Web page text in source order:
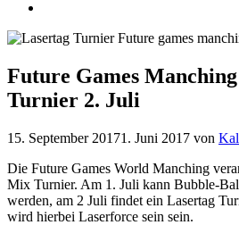
Future Games
Turnier 2. Juli
15. September 20171. Juni 2017 von
Die Future Games World Manching
Mix Turnier. Am 1. Juli kann Bubble-
werden, am 2 Juli findet ein Lasertag
wird hierbei Laserforce sein sein.